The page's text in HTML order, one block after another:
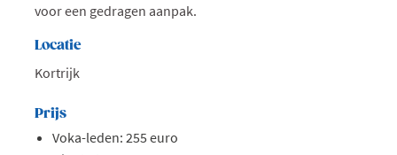
voor een gedragen aanpak.
Locatie
Kortrijk
Prijs
Voka-leden: 255 euro